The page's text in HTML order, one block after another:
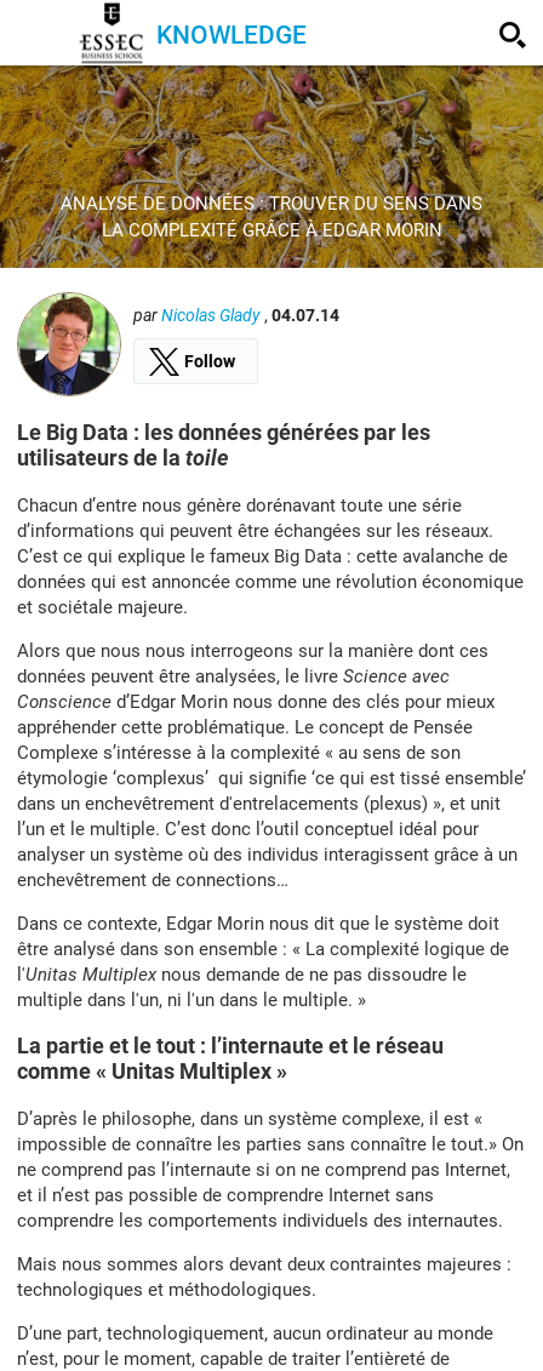
KNOWLEDGE
ANALYSE DE DONNÉES : TROUVER DU SENS DANS
LA COMPLEXITÉ GRÂCE À EDGAR MORIN
parNicolas Glady , 04.07.14
Follow
Le Big Data : les données générées par les
utilisateurs de la toile
Chacun d’entre nous génère dorénavant toute une série
d’informations qui peuvent être échangées sur les réseaux.
C’est ce qui explique le fameux Big Data : cette avalanche de
données qui est annoncée comme une révolution économique
et sociétale majeure.
Alors que nous nous interrogeons sur la manière dont ces
données peuvent être analysées, le livre Science avec
Conscience d’Edgar Morin nous donne des clés pour mieux
appréhender cette problématique. Le concept de Pensée
Complexe s’intéresse à la complexité « au sens de son
étymologie ‘complexus’ qui signifie ‘ce qui est tissé ensemble’
dans un enchevêtrement d'entrelacements (plexus) », et unit
l’un et le multiple. C’est donc l’outil conceptuel idéal pour
analyser un système où des individus interagissent grâce à un
enchevêtrement de connections…
Dans ce contexte, Edgar Morin nous dit que le système doit
être analysé dans son ensemble : « La complexité logique de
l'Unitas Multiplex nous demande de ne pas dissoudre le
multiple dans l'un, ni l'un dans le multiple. »
La partie et le tout : l’internaute et le réseau
comme « Unitas Multiplex »
D’après le philosophe, dans un système complexe, il est «
impossible de connaître les parties sans connaître le tout.» On
ne comprend pas l’internaute si on ne comprend pas Internet,
et il n’est pas possible de comprendre Internet sans
comprendre les comportements individuels des internautes.
Mais nous sommes alors devant deux contraintes majeures :
technologiques et méthodologiques.
D’une part, technologiquement, aucun ordinateur au monde
n’est, pour le moment, capable de traiter l’entièreté de